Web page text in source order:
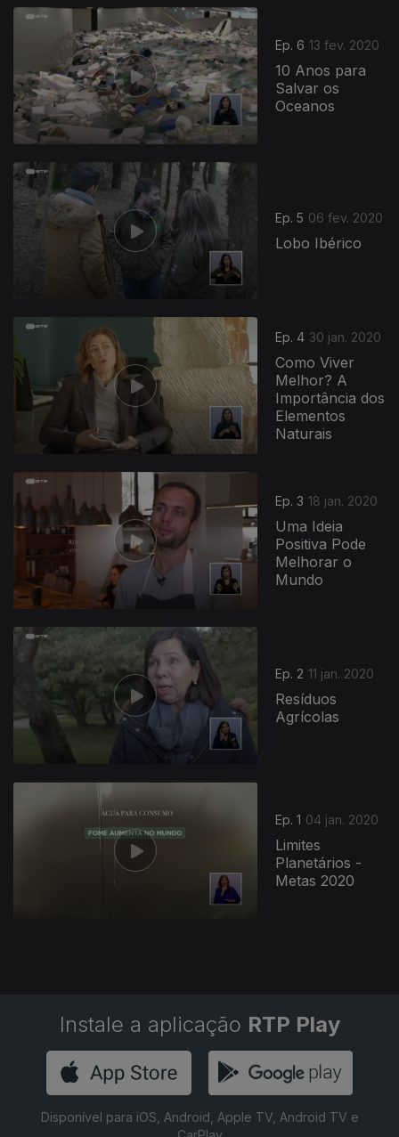
Ep. 6 13 fev. 2020
10 Anos para
Salvar os
Oceanos
Ep. 5 06 fev. 2020
Lobo Ibérico
Ep. 4 30 jan. 2020
Como Viver
Melhor? A
Importância dos
Elementos
Naturais
Ep. 3 18 jan. 2020
Uma Ideia
Positiva Pode
Melhorar o
Mundo
Ep. 2 11 jan. 2020
Resíduos
Agrícolas
Ep. 1 04 jan. 2020
Limites
Planetários -
Metas 2020
Instale a aplicação RTP Play
Disponível para iOS, Android, Apple TV, Android TV e